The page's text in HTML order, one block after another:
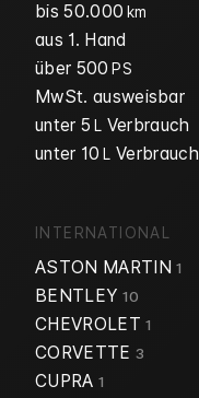
bis 50.000 km
aus 1. Hand
über 500 PS
MwSt. ausweisbar
unter 5 L Verbrauch
unter 10 L Verbrauch
INTERNATIONAL
ASTON MARTIN1
BENTLEY 10
CHEVROLET1
CORVETTE 3
CUPRA 1